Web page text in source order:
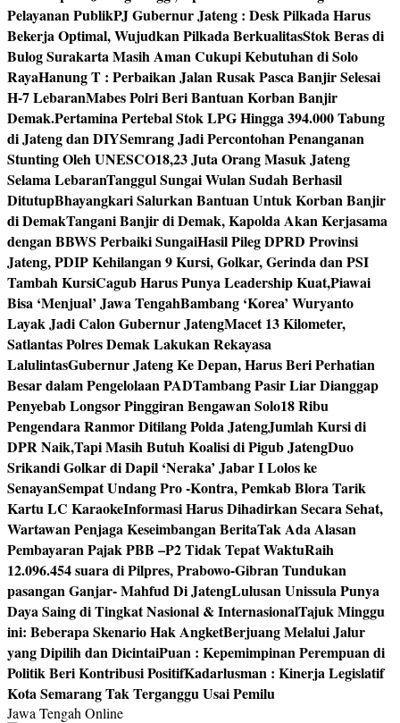
Pelayanan PublikPJ Gubernur Jateng : Desk Pilkada Harus
Bekerja Optimal, Wujudkan Pilkada BerkualitasStok Beras di
Bulog Surakarta Masih Aman Cukupi Kebutuhan di Solo
RayaHanung T : Perbaikan Jalan Rusak Pasca Banjir Selesai
H-7 LebaranMabes Polri Beri Bantuan Korban Banjir
Demak.Pertamina Pertebal Stok LPG Hingga 394.000 Tabung
di Jateng dan DIYSemrang Jadi Percontohan Penanganan
Stunting Oleh UNESCO18,23 Juta Orang Masuk Jateng
Selama LebaranTanggul Sungai Wulan Sudah Berhasil
DitutupBhayangkari Salurkan Bantuan Untuk Korban Banjir
di DemakTangani Banjir di Demak, Kapolda Akan Kerjasama
dengan BBWS Perbaiki SungaiHasil Pileg DPRD Provinsi
Jateng, PDIP Kehilangan 9 Kursi, Golkar, Gerinda dan PSI
Tambah KursiCagub Harus Punya Leadership Kuat,Piawai
Bisa ‘Menjual’ Jawa TengahBambang ‘Korea’ Wuryanto
Layak Jadi Calon Gubernur JatengMacet 13 Kilometer,
Satlantas Polres Demak Lakukan Rekayasa
LalulintasGubernur Jateng Ke Depan, Harus Beri Perhatian
Besar dalam Pengelolaan PADTambang Pasir Liar Dianggap
Penyebab Longsor Pinggiran Bengawan Solo18 Ribu
Pengendara Ranmor Ditilang Polda JatengJumlah Kursi di
DPR Naik,Tapi Masih Butuh Koalisi di Pigub JatengDuo
Srikandi Golkar di Dapil ‘Neraka’ Jabar I Lolos ke
SenayanSempat Undang Pro -Kontra, Pemkab Blora Tarik
Kartu LC KaraokeInformasi Harus Dihadirkan Secara Sehat,
Wartawan Penjaga Keseimbangan BeritaTak Ada Alasan
Pembayaran Pajak PBB –P2 Tidak Tepat WaktuRaih
12.096.454 suara di Pilpres, Prabowo-Gibran Tundukan
pasangan Ganjar- Mahfud Di JatengLulusan Unissula Punya
Daya Saing di Tingkat Nasional & InternasionalTajuk Minggu
ini: Beberapa Skenario Hak AngketBerjuang Melalui Jalur
yang Dipilih dan DicintaiPuan : Kepemimpinan Perempuan di
Politik Beri Kontribusi PositifKadarlusman : Kinerja Legislatif
Kota Semarang Tak Terganggu Usai Pemilu
Jawa Tengah Online